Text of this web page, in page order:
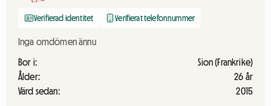
Verifierad identitet Verifierat telefonnummer
Inga omdömen ännu
Bor i:
Sion (Frankrike)
Ålder:
26 år
Värd sedan:
2015